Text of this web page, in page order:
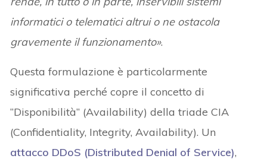
informatici o telematici altrui o ne ostacola
gravemente il funzionamento».
Questa formulazione è particolarmente
significativa perché copre il concetto di
“Disponibilità” (Availability) della triade CIA
(Confidentiality, Integrity, Availability). Un
attacco DDoS (Distributed Denial of Service),